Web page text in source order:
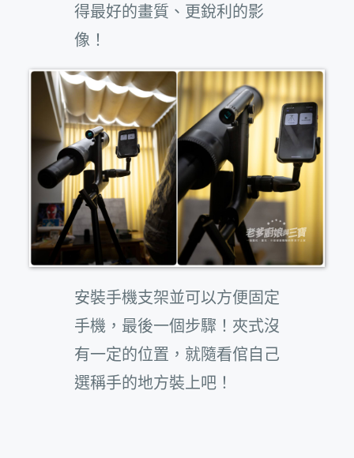
得最好的畫質、更銳利的影
像！
安裝手機支架並可以方便固定
手機，最後一個步驟！夾式沒
有一定的位置，就隨看倌自己
選稱手的地方裝上吧！